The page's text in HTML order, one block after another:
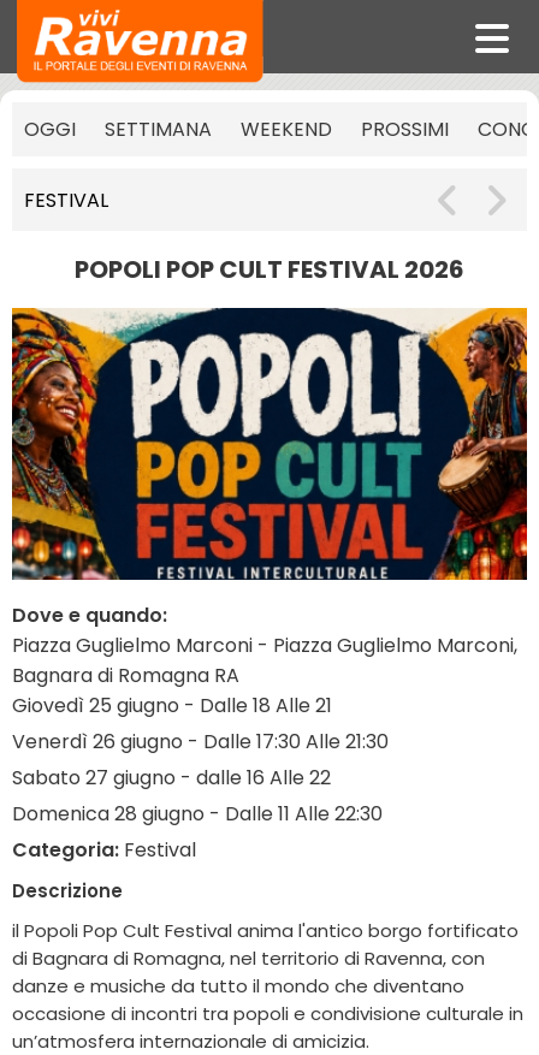
OGGI SETTIMANA WEEKEND PROSSIMI
FESTIVAL
POPOLI POP CULT FESTIVAL 2026
Dove e quando:
Piazza Guglielmo Marconi - Piazza Guglielmo Marconi,
Bagnara di Romagna RA
Giovedì 25 giugno - Dalle 18 Alle 21
Venerdì 26 giugno - Dalle 17:30 Alle 21:30
Sabato 27 giugno - dalle 16 Alle 22
Domenica 28 giugno - Dalle 11 Alle 22:30
Categoria: Festival
Descrizione
il Popoli Pop Cult Festival anima l'antico borgo fortificato
di Bagnara di Romagna, nel territorio di Ravenna, con
danze e musiche da tutto il mondo che diventano
occasione di incontri tra popoli e condivisione culturale in
un’atmosfera internazionale di amicizia.